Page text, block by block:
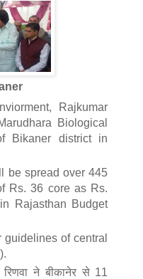
Rajkumar
Biological
Bikaner district in
be spread over 445
Rs. 36 core as Rs.
Rajasthan Budget
of central
रिणवा ने बीकानेर से 11